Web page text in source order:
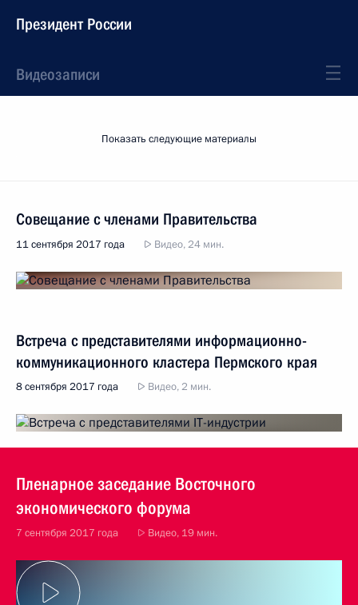
Президент России
Видеозаписи
Показать следующие материалы
Совещание с членами Правительства
11 сентября 2017 года Видео, 24 мин.
Встреча с представителями информационно-
коммуникационного кластера Пермского края
8 сентября 2017 года Видео, 2 мин.
Пленарное заседание Восточного
экономического форума
7 сентября 2017 года Видео, 19 мин.